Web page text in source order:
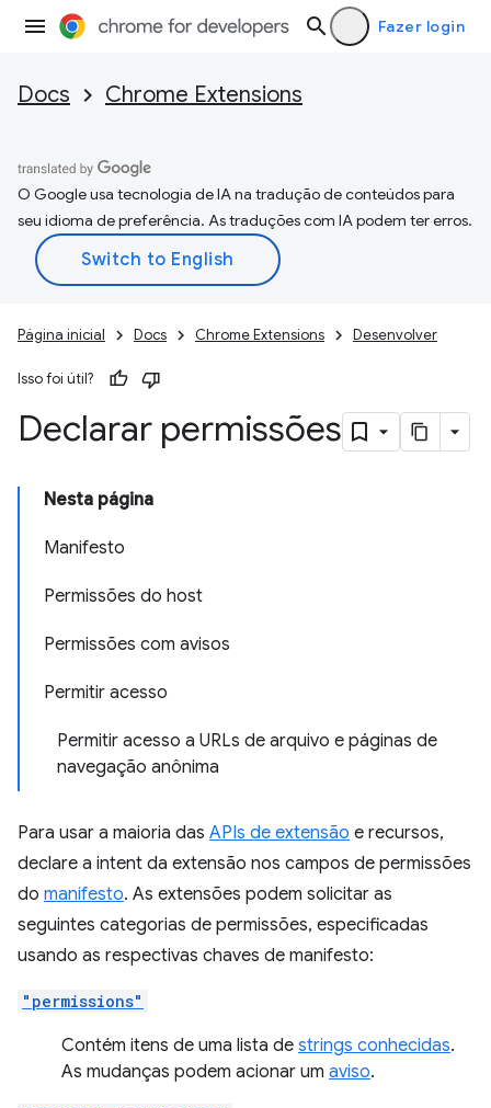
Fazer login
Docs Chrome Extensions
O Google usa tecnologia de IA na tradução de conteúdos para
seu idioma de preferência. As traduções com IA podem ter erros.
Página inicial Docs Chrome Extensions Desenvolver
Isso foi útil?
Declarar permissões
Nesta página
Manifesto
Permissões do host
Permissões com avisos
Permitir acesso
Permitir acesso a URLs de arquivo e páginas de
navegação anônima
Para usar a maioria das APIs de extensão e recursos,
declare a intent da extensão nos campos de permissões
do manifesto. As extensões podem solicitar as
seguintes categorias de permissões, especificadas
usando as respectivas chaves de manifesto:
"permissions"
Contém itens de uma lista de strings conhecidas.
As mudanças podem acionar um aviso.